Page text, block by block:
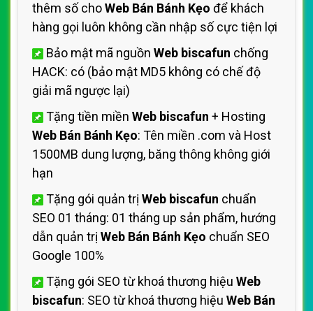
thêm số choWeb Bán Bánh Kẹo để khách
hàng gọi luôn không cần nhập số cực tiện lợi
Bảo mật mã nguồn Web biscafun chống
HACK: có (bảo mật MD5 không có chế độ
giải mã ngược lại)
Tặng tiền miền Web biscafun + Hosting
Web Bán Bánh Kẹo: Tên miền .com và Host
1500MB dung lượng, băng thông không giới
hạn
Tặng gói quản trị Web biscafun chuẩn
SEO 01 tháng: 01 tháng up sản phẩm, hướng
dẫn quản trị Web Bán Bánh Kẹo chuẩn SEO
Google 100%
Tặng gói SEO từ khoá thương hiệu Web
biscafun: SEO từ khoá thương hiệu Web Bán